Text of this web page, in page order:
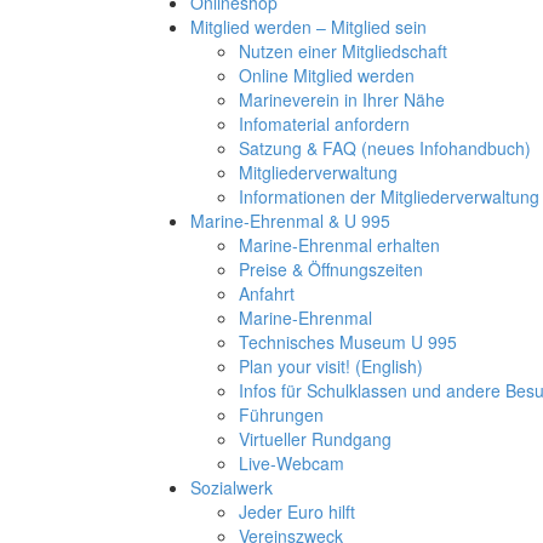
Mitglied werden – Mitglied sein
Nutzen einer Mitgliedschaft
Online Mitglied werden
Marineverein in Ihrer Nähe
Infomaterial anfordern
Satzung & FAQ (neues Infohandbuch)
Mitgliederverwaltung
Informationen der Mitgliederverwaltung
Marine-Ehrenmal & U 995
Marine-Ehrenmal erhalten
Preise & Öffnungszeiten
Anfahrt
Marine-Ehrenmal
Technisches Museum U 995
Plan your visit! (English)
Infos für Schulklassen und andere
Führungen
Virtueller Rundgang
Live-Webcam
Sozialwerk
Jeder Euro hilft
Vereinszweck